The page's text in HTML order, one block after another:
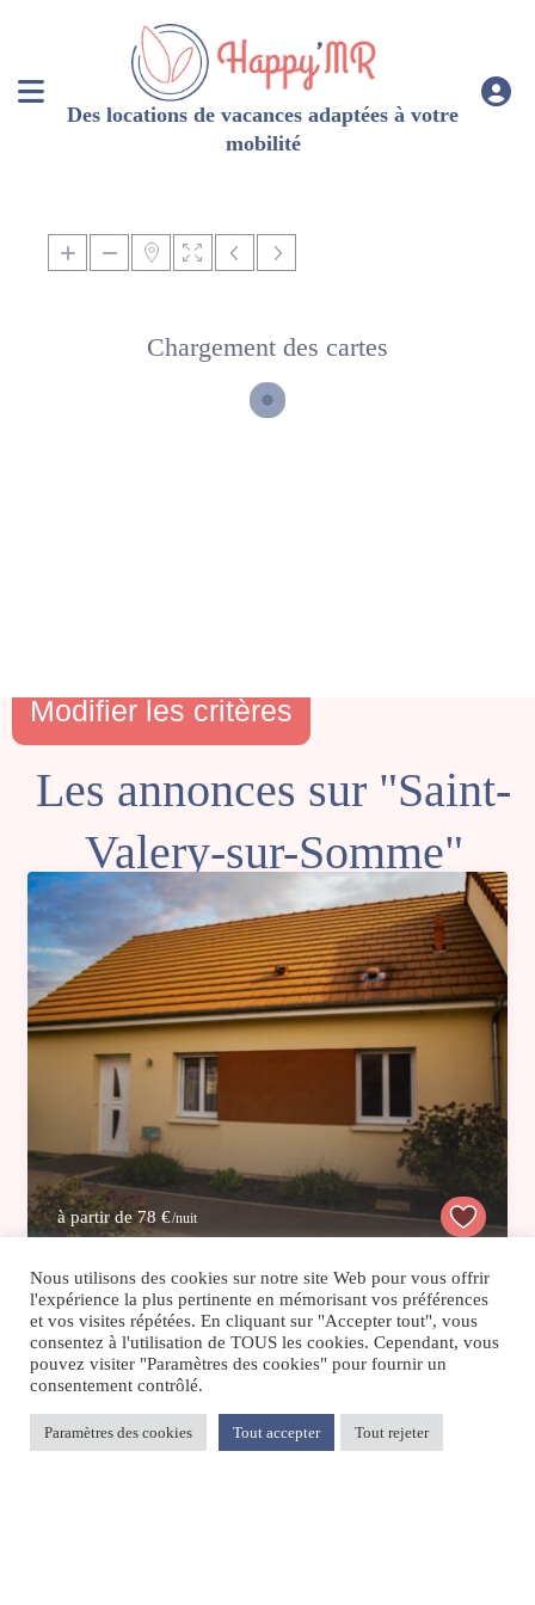
Des locations de vacances adaptées à votre
mobilité
Chargement des cartes
Modifier les critères
Les annonces sur "Saint-
Valery-sur-Somme"
à partir de 78 €/nuit
Maison neuve 4 pers, baie de Somme
Maison/villa/chalet/gîte /Bord de mer/océan
Nous utilisons des cookies sur notre site Web pour vous offrir
l'expérience la plus pertinente en mémorisant vos préférences
et vos visites répétées. En cliquant sur "Accepter tout", vous
consentez à l'utilisation de TOUS les cookies. Cependant, vous
pouvez visiter "Paramètres des cookies" pour fournir un
consentement contrôlé.
Paramètres des cookies Tout accepter Tout rejeter